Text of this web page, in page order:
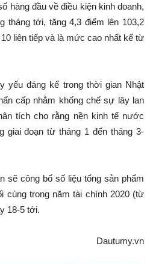
hàng đầu về điều kiện kinh doanh,
tháng tới, tăng 4,3 điểm lên 103,2
liên tiếp và là mức cao nhất kể từ
yếu đáng kể trong thời gian Nhật
cấp nhằm khống chế sự lây lan
tích cho rằng nền kinh tế nước
giai đoạn từ tháng 1 đến tháng 3-
sẽ công bố số liệu tổng sản phẩm
cùng trong năm tài chính 2020 (từ
18-5 tới.
Dautumy.vn